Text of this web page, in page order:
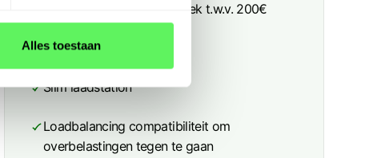
Alles toestaan
Inclusief gratis plaatsbezoek t.w.v. 200€
Publieke modus
Slim laadstation
Loadbalancing compatibiliteit om
overbelastingen tegen te gaan